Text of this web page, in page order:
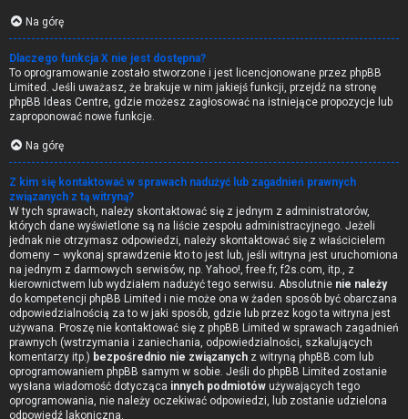
Na górę
Dlaczego funkcja X nie jest dostępna?
To oprogramowanie zostało stworzone i jest licencjonowane przez phpBB
Limited. Jeśli uważasz, że brakuje w nim jakiejś funkcji, przejdź na stronę
phpBB Ideas Centre, gdzie możesz zagłosować na istniejące propozycje lub
zaproponować nowe funkcje.
Na górę
Z kim się kontaktować w sprawach nadużyć lub zagadnień prawnych
związanych z tą witryną?
W tych sprawach, należy skontaktować się z jednym z administratorów,
których dane wyświetlone są na liście zespołu administracyjnego. Jeżeli
jednak nie otrzymasz odpowiedzi, należy skontaktować się z właścicielem
domeny – wykonaj sprawdzenie kto to jest lub, jeśli witryna jest uruchomiona
na jednym z darmowych serwisów, np. Yahoo!, free.fr, f2s.com, itp., z
kierownictwem lub wydziałem nadużyć tego serwisu. Absolutnie nie należy
do kompetencji phpBB Limited i nie może ona w żaden sposób być obarczana
odpowiedzialnością za to w jaki sposób, gdzie lub przez kogo ta witryna jest
używana. Proszę nie kontaktować się z phpBB Limited w sprawach zagadnień
prawnych (wstrzymania i zaniechania, odpowiedzialności, szkalujących
komentarzy itp.) bezpośrednio nie związanych z witryną phpBB.com lub
oprogramowaniem phpBB samym w sobie. Jeśli do phpBB Limited zostanie
wysłana wiadomość dotycząca innych podmiotów używających tego
oprogramowania, nie należy oczekiwać odpowiedzi, lub zostanie udzielona
odpowiedź lakoniczna.